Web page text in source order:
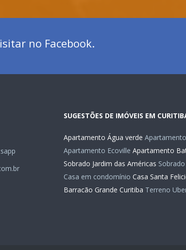
no Facebook.
SUGESTÕES DE IMÓVEIS EM
Apartamento Água verde
Apartamento Ecoville Apartamento
Sobrado Jardim das Américas
Casa em condomínio Casa Santa
Barracão Grande Curitiba Terreno